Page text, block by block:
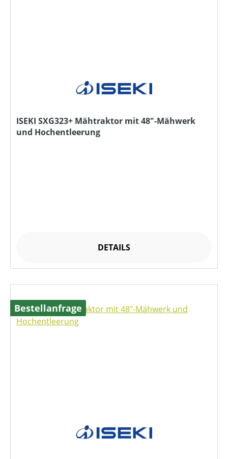
ISEKI SXG323+ Mähtraktor mit 48"-Mähwerk
und Hochentleerung
DETAILS
Bestellanfrage